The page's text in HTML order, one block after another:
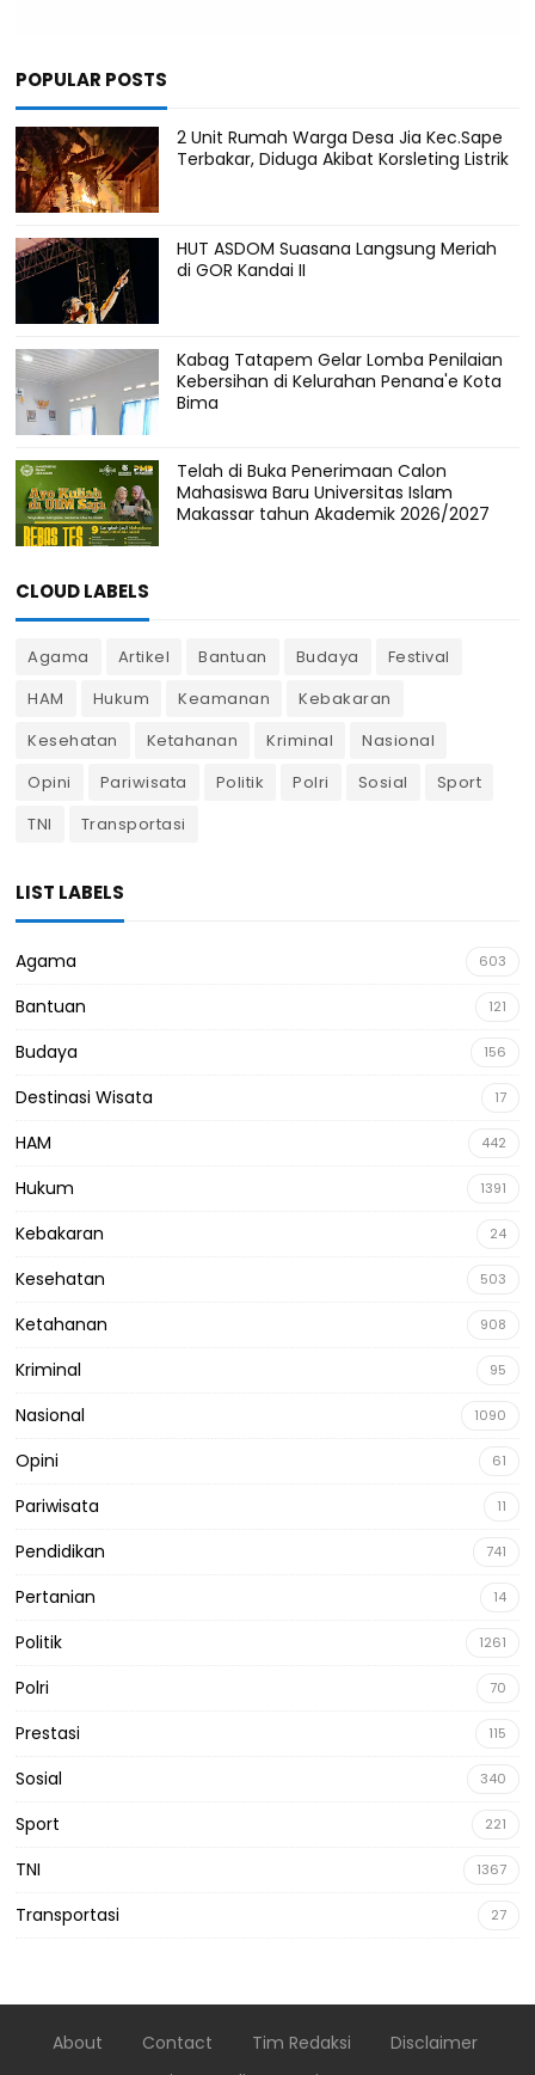
POPULAR POSTS
2 Unit Rumah Warga Desa Jia Kec.Sape
Terbakar, Diduga Akibat Korsleting Listrik
HUT ASDOM Suasana Langsung Meriah
di GOR Kandai II
Kabag Tatapem Gelar Lomba Penilaian
Kebersihan di Kelurahan Penana'e Kota
Bima
Telah di Buka Penerimaan Calon
Mahasiswa Baru Universitas Islam
Makassar tahun Akademik 2026/2027
CLOUD LABELS
Agama Artikel Bantuan Budaya
Festival
HAM
Hukum Keamanan
Kebakaran
Kesehatan
Ketahanan Kriminal
Nasional
Opini
Pariwisata Politik Polri Sosial
Sport
TNI
Transportasi
LIST LABELS
Agama 603
Bantuan 121
Budaya 156
Destinasi Wisata 17
HAM 442
Hukum 1391
Kebakaran 24
Kesehatan 503
Ketahanan 908
Kriminal 95
Nasional 1090
Opini 61
Pariwisata 11
Pendidikan 741
Pertanian 14
Politik 1261
Polri 70
Prestasi 115
Sosial 340
Sport 221
TNI 1367
Transportasi 27
About Contact Tim Redaksi
Disclaimer